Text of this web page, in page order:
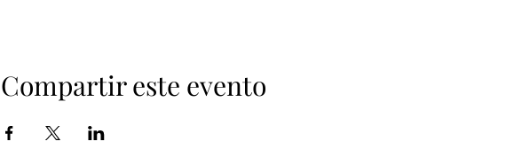
Compartir este evento